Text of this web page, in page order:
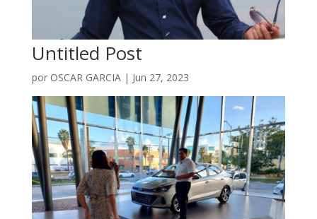
Untitled Post
por OSCAR GARCIA| Jun 27, 2023